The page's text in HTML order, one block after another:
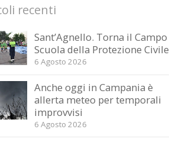
recenti
Sant’Agnello. Torna il Campo
Scuola della Protezione Civile
6 Agosto 2026
Anche oggi in Campania è
allerta meteo per temporali
improvvisi
6 Agosto 2026